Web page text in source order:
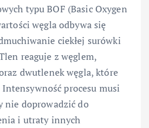
typu BOF (Basic Oxygen
węgla odbywa się
ciekłej surówki
reaguje z węglem,
dwutlenek węgla, które
procesu musi
nie doprowadzić do
i utraty innych